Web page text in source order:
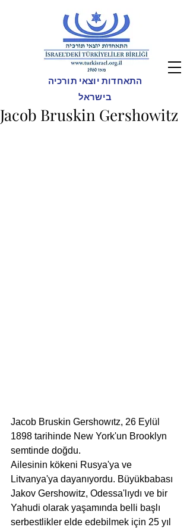
התאחדות יוצאי תורכיה
בישראל
Jacob Bruskin Gershowitz
Jacob Bruskin Gershowıtz, 26 Eylül
1898 tarihinde New York'un Brooklyn
semtinde doğdu.
Ailesinin kökeni Rusya'ya ve
Litvanya'ya dayanıyordu. Büyükbabası
Jakov Gershowitz, Odessa'lıydı ve bir
Yahudi olarak yaşamında belli başlı
serbestlikler elde edebilmek için 25 yıl